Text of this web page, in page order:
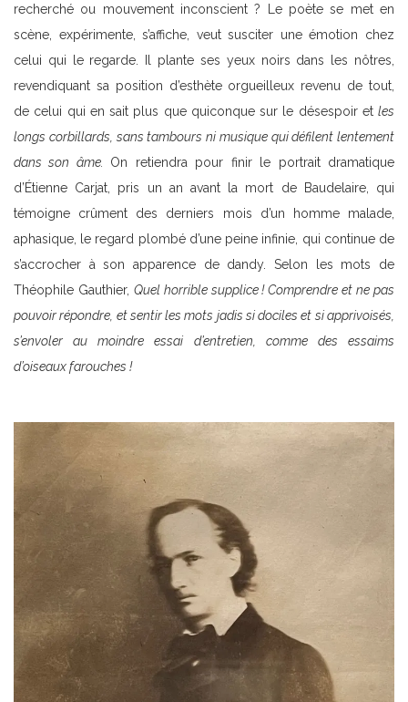
recherché ou mouvement inconscient ? Le poète se met en
scène, expérimente, s’affiche, veut susciter une émotion chez
celui qui le regarde. Il plante ses yeux noirs dans les nôtres,
revendiquant sa position d’esthète orgueilleux revenu de tout,
de celui qui en sait plus que quiconque sur le désespoir et les
longs corbillards, sans tambours ni musique qui défilent lentement
dans son âme. On retiendra pour finir le portrait dramatique
d’Étienne Carjat, pris un an avant la mort de Baudelaire, qui
témoigne crûment des derniers mois d’un homme malade,
aphasique, le regard plombé d’une peine infinie, qui continue de
s’accrocher à son apparence de dandy. Selon les mots de
Théophile Gauthier, Quel horrible supplice ! Comprendre et ne pas
pouvoir répondre, et sentir les mots jadis si dociles et si apprivoisés,
s’envoler au moindre essai d’entretien, comme des essaims
d’oiseaux farouches !